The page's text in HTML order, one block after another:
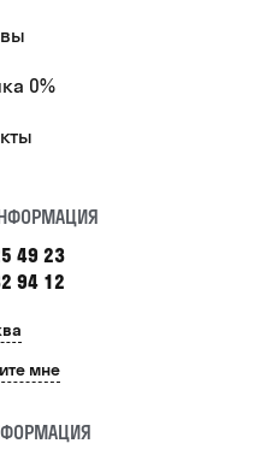
0%
49 23
94 12
мне